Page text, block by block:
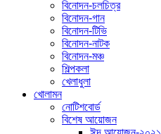
বিনোদন-চলচিত্র
বিনোদন-গান
বিনোদন-টিভি
বিনোদন-নাটক
বিনোদন-মঞ্চ
শিল্পকলা
খেলাধুলা
খোলামন
নোটিশবোর্ড
বিশেষ আয়োজন